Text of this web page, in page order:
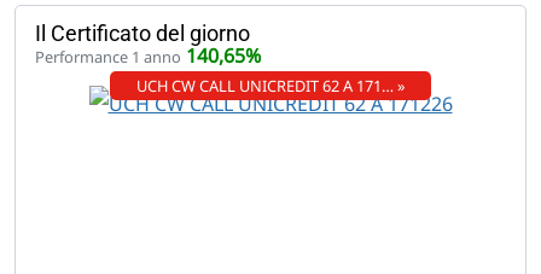
Il Certificato del giorno
Performance 1 anno 140,65%
UCH CW CALL UNICREDIT 62 A 171… »